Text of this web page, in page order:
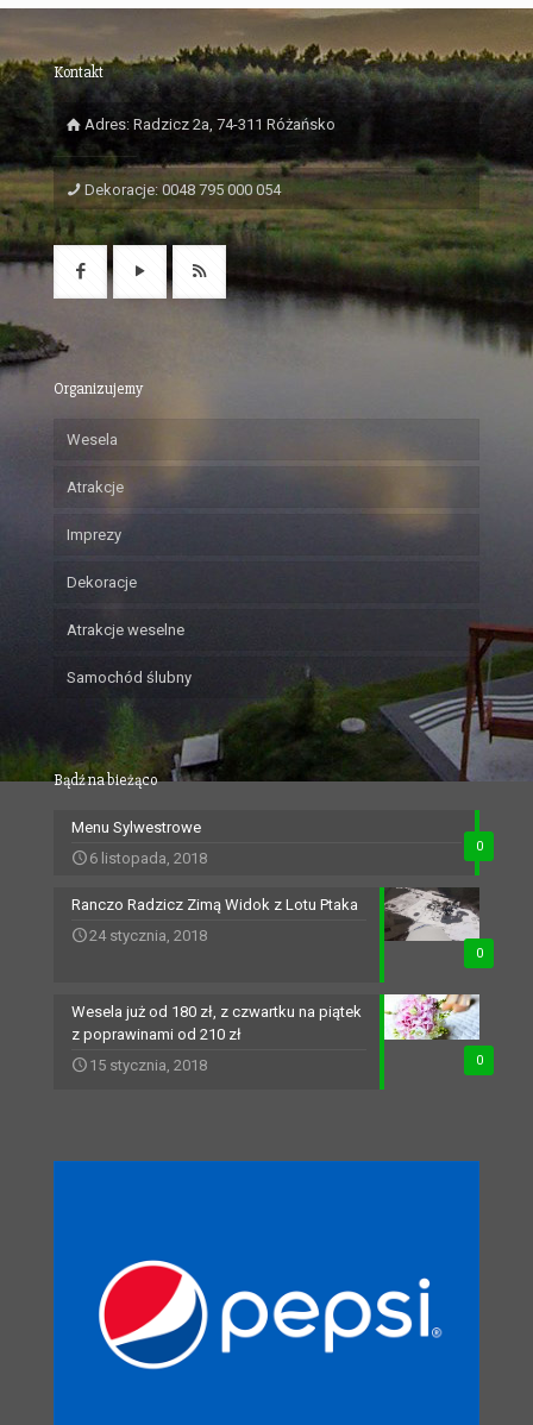
Kontakt
Adres: Radzicz 2a, 74-311 Różańsko
Dekoracje: 0048 795 000 054
Organizujemy
Wesela
Atrakcje
Imprezy
Dekoracje
Atrakcje weselne
Samochód ślubny
Bądź na bieżąco
0
Menu Sylwestrowe
6 listopada, 2018
0
Ranczo Radzicz Zimą Widok z Lotu Ptaka
24 stycznia, 2018
0
Wesela już od 180 zł, z czwartku na piątek
z poprawinami od 210 zł
15 stycznia, 2018